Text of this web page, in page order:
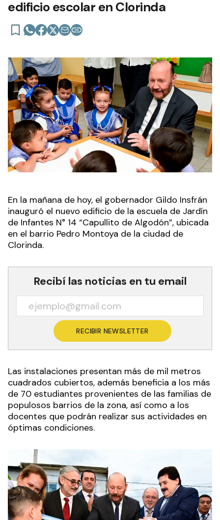
edificio escolar en Clorinda
En la mañana de hoy, el gobernador Gildo Insfrán
inauguró el nuevo edificio de la escuela de Jardín
de Infantes N° 14 “Capullito de Algodón”, ubicada
en el barrio Pedro Montoya de la ciudad de
Clorinda.
Recibí las noticias en tu email
RECIBIR NEWSLETTER
Las instalaciones presentan más de mil metros
cuadrados cubiertos, además beneficia a los más
de 70 estudiantes provenientes de las familias de
populosos barrios de la zona, así como a los
docentes que podrán realizar sus actividades en
óptimas condiciones.